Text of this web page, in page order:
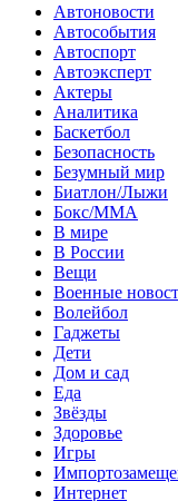
Автоновости
Автособытия
Автоспорт
Автоэксперт
Актеры
Аналитика
Баскетбол
Безопасность
Безумный мир
Биатлон/Лыжи
Бокс/MMA
В мире
В России
Вещи
Военные
Волейбол
Гаджеты
Дети
Дом и сад
Еда
Звёзды
Здоровье
Игры
Интернет